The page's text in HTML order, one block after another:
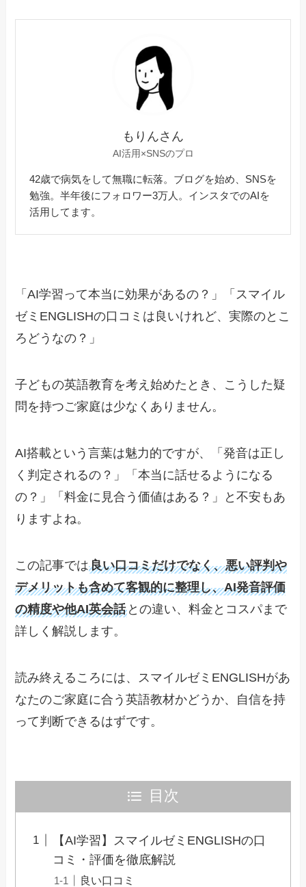
もりんさん
AI活用×SNSのプロ
42歳で病気をして無職に転落。ブログを始め、SNSを
勉強。半年後にフォロワー3万人。インスタでのAIを
活用してます。
「AI学習って本当に効果があるの？」「スマイル
ゼミENGLISHの口コミは良いけれど、実際のとこ
ろどうなの？」
子どもの英語教育を考え始めたとき、こうした疑
問を持つご家庭は少なくありません。
AI搭載という言葉は魅力的ですが、「発音は正し
く判定されるの？」「本当に話せるようになる
の？」「料金に見合う価値はある？」と不安もあ
りますよね。
この記事では良い口コミだけでなく、悪い評判や
デメリットも含めて客観的に整理し、AI発音評価
の精度や他AI英会話 との違い、料金とコスパまで
詳しく解説します。
読み終えるころには、スマイルゼミENGLISHがあ
なたのご家庭に合う英語教材かどうか、自信を持
って判断できるはずです。
目次
【AI学習】スマイルゼミENGLISHの口
コミ・評価を徹底解説
良い口コミ